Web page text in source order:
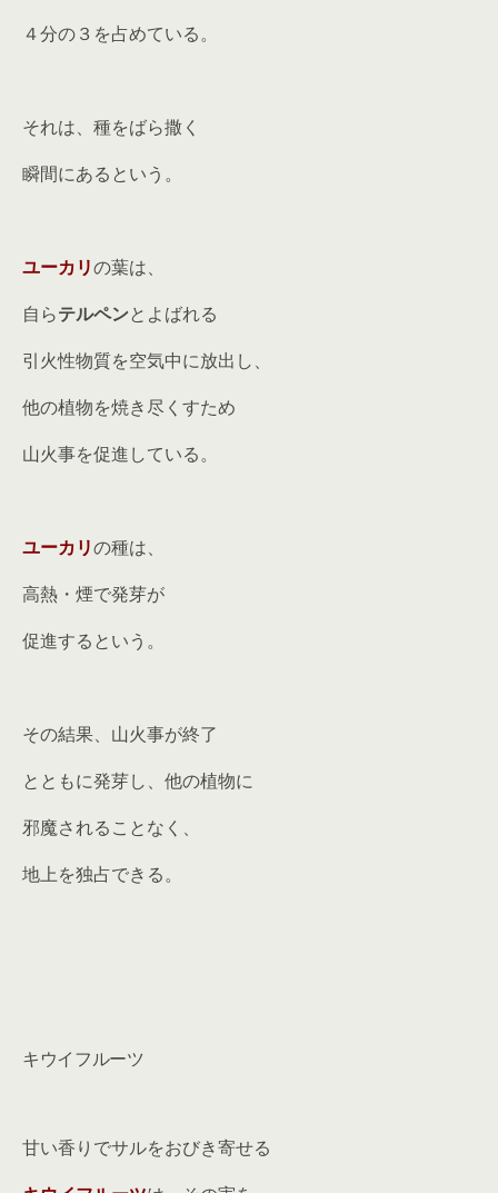
４分の３を占めている。
それは、種をばら撒く
瞬間にあるという。
ユーカリの葉は、
自らテルペンとよばれる
引火性物質を空気中に放出し、
他の植物を焼き尽くすため
山火事を促進している。
ユーカリの種は、
高熱・煙で発芽が
促進するという。
その結果、山火事が終了
とともに発芽し、他の植物に
邪魔されることなく、
地上を独占できる。
キウイフルーツ
甘い香りでサルをおびき寄せる